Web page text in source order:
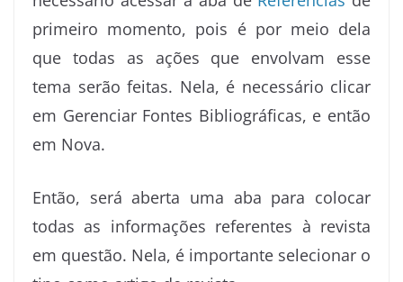
primeiro momento, pois é por meio dela
que todas as ações que envolvam esse
tema serão feitas. Nela, é necessário clicar
em Gerenciar Fontes Bibliográficas, e então
em Nova.
Então, será aberta uma aba para colocar
todas as informações referentes à revista
em questão. Nela, é importante selecionar o